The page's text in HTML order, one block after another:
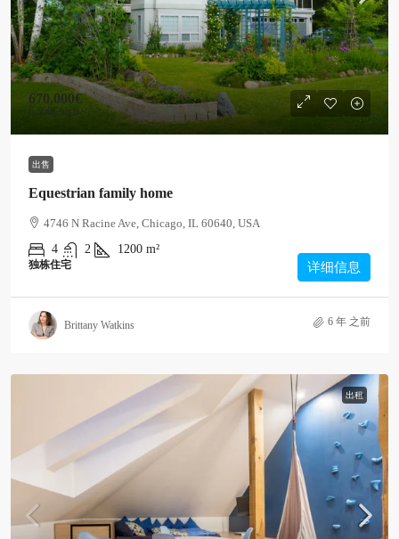
670,000€
6,500€ /sq ft
出售
Equestrian family home
4746 N Racine Ave, Chicago, IL 60640, USA
4
2 1200 m²
独栋住宅 详细信息
Brittany Watkins 6 年 之前
出租